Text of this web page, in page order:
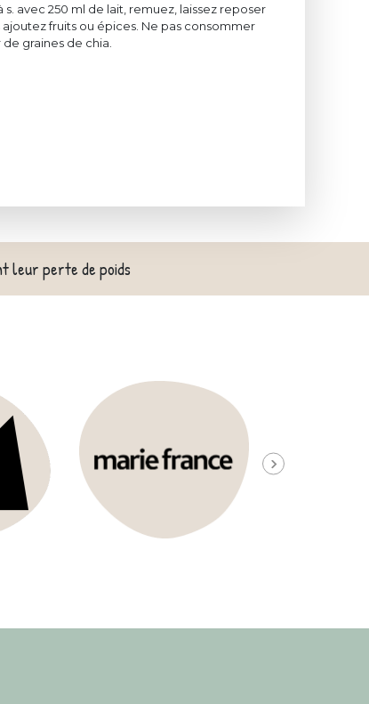
s. avec 250 ml de lait, remuez, laissez reposer
ajoutez fruits ou épices. Ne pas consommer
de graines de chia.
leur perte de poids